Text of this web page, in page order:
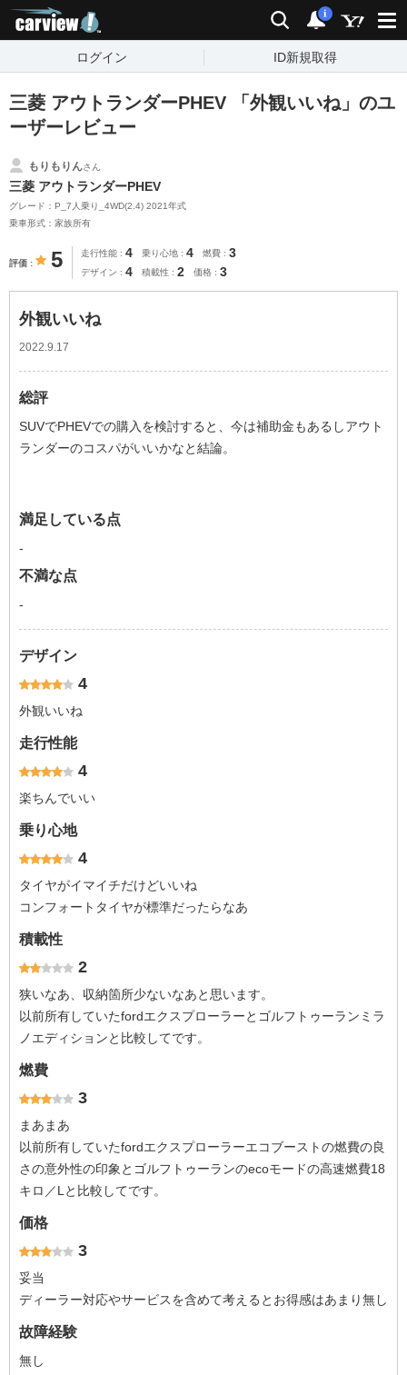
検索 通知
i
ログイン ID新規取得
三菱 アウトランダーPHEV 「外観いいね」のユ
ーザーレビュー
もりもりんさん
三菱 アウトランダーPHEV
グレード：P_7人乗り_4WD(2.4) 2021年式
乗車形式：家族所有
評価 5 走行性能 4 乗り心地 4 燃費 3
デザイン 4 積載性 2 価格 3
外観いいね
2022.9.17
総評
SUVでPHEVでの購入を検討すると、今は補助金もあるしアウト
ランダーのコスパがいいかなと結論。
満足している点
-
不満な点
-
デザイン
4
外観いいね
走行性能
4
楽ちんでいい
乗り心地
4
タイヤがイマイチだけどいいね
コンフォートタイヤが標準だったらなあ
積載性
2
狭いなあ、収納箇所少ないなあと思います。
以前所有していたfordエクスプローラーとゴルフトゥーランミラ
ノエディションと比較してです。
燃費
3
まあまあ
以前所有していたfordエクスプローラーエコブーストの燃費の良
さの意外性の印象とゴルフトゥーランのecoモードの高速燃費18
キロ／Lと比較してです。
価格
3
妥当
ディーラー対応やサービスを含めて考えるとお得感はあまり無し
故障経験
無し